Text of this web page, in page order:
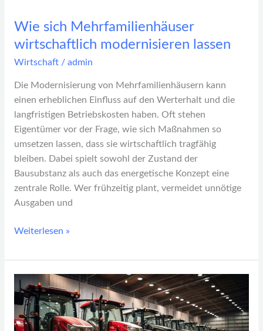
Wie sich Mehrfamilienhäuser
wirtschaftlich modernisieren lassen
Wirtschaft/ admin
Die Modernisierung von Mehrfamilienhäusern kann
einen erheblichen Einfluss auf den Werterhalt und die
langfristigen Betriebskosten haben. Oft stehen
Eigentümer vor der Frage, wie sich Maßnahmen so
umsetzen lassen, dass sie wirtschaftlich tragfähig
bleiben. Dabei spielt sowohl der Zustand der
Bausubstanz als auch das energetische Konzept eine
zentrale Rolle. Wer frühzeitig plant, vermeidet unnötige
Ausgaben und
Weiterlesen »
Modulare
Landtechnik:
Innovative
Montagekonzepte